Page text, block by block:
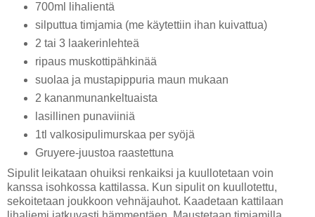
700ml lihalientä
silputtua timjamia (me käytettiin ihan kuivattua)
2 tai 3 laakerinlehteä
ripaus muskottipähkinää
suolaa ja mustapippuria maun mukaan
2 kananmunankeltuaista
lasillinen punaviiniä
1tl valkosipulimurskaa per syöjä
Gruyere-juustoa raastettuna
Sipulit leikataan ohuiksi renkaiksi ja kuullotetaan voin
kanssa isohkossa kattilassa. Kun sipulit on kuullotettu,
sekoitetaan joukkoon vehnäjauhot. Kaadetaan kattilaan